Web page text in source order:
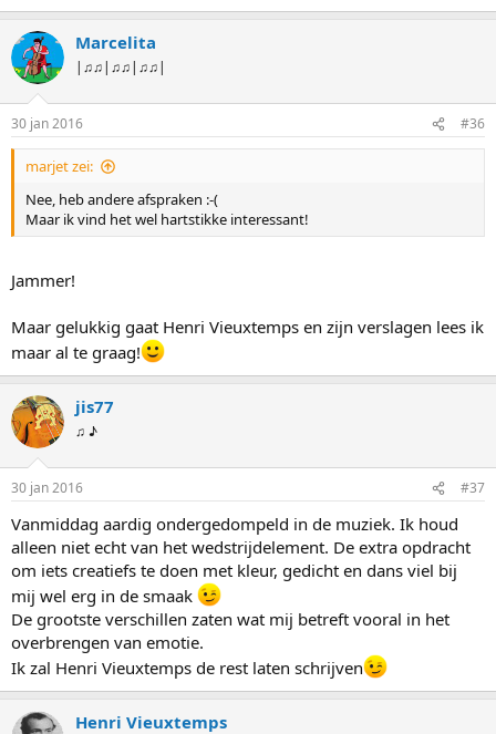
Marcelita
|♫♫|♫♫|♫♫|
30 jan 2016 #36
marjet zei:
Nee, heb andere afspraken :-(
Maar ik vind het wel hartstikke interessant!
Jammer!
Maar gelukkig gaat Henri Vieuxtemps en zijn verslagen lees ik
maar al te graag!
jis77
♫ ♪
30 jan 2016 #37
Vanmiddag aardig ondergedompeld in de muziek. Ik houd
alleen niet echt van het wedstrijdelement. De extra opdracht
om iets creatiefs te doen met kleur, gedicht en dans viel bij
mij wel erg in de smaak
De grootste verschillen zaten wat mij betreft vooral in het
overbrengen van emotie.
Ik zal Henri Vieuxtemps de rest laten schrijven
Henri Vieuxtemps